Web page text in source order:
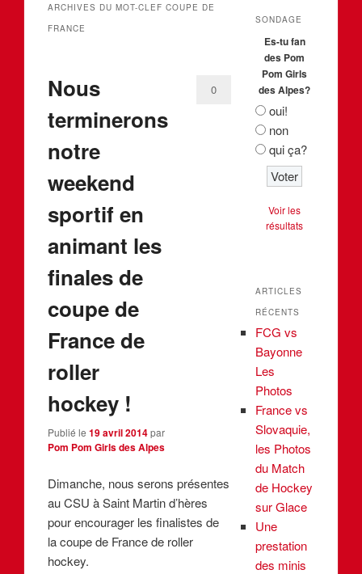
principal
secondaire
ARCHIVES DU MOT-CLEFCOUPE DE
FRANCE
Nous
terminerons
notre
weekend
sportif en
animant les
finales de
coupe de
France de
roller
hockey !
Publié le 19 avril 2014 par
Pom Pom Girls des Alpes
0
Dimanche, nous serons présentes
au CSU à Saint Martin d’hères
pour encourager les finalistes de
la coupe de France de roller
hockey.
SONDAGE
Es-tu fan
des Pom
Pom Girls
des Alpes?
oui!
non
qui ça?
Voir les
résultats
ARTICLES
RÉCENTS
FCG vs
Bayonne
Les
Photos
France vs
Slovaquie,
les Photos
du Match
de Hockey
sur Glace
Une
prestation
des minis